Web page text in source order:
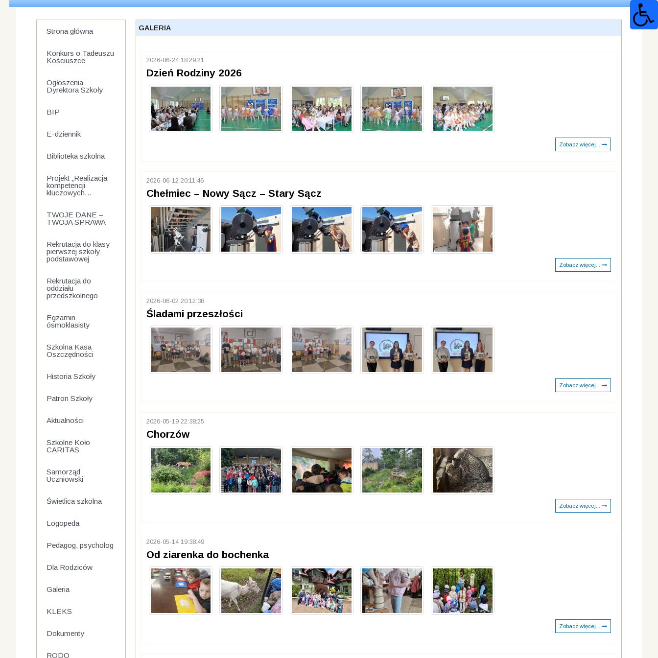
Strona główna
Konkurs o Tadeuszu
Kościuszce
Ogłoszenia
Dyrektora Szkoły
BIP
E-dziennik
Biblioteka szkolna
Projekt „Realizacja
kompetencji
kluczowych...
TWOJE DANE –
TWOJA SPRAWA
Rekrutacja do klasy
pierwszej szkoły
podstawowej
Rekrutacja do
oddziału
przedszkolnego
Egzamin
ósmoklasisty
Szkolna Kasa
Oszczędności
Historia Szkoły
Patron Szkoły
Aktualności
Szkolne Koło
CARITAS
Samorząd
Uczniowski
Świetlica szkolna
Logopeda
Pedagog, psycholog
Dla Rodziców
Galeria
KLEKS
Dokumenty
RODO
GALERIA
2026-06-24 18:29:21
Dzień Rodziny 2026
Zobacz więcej...
2026-06-12 20:11:46
Chełmiec – Nowy Sącz – Stary Sącz
Zobacz więcej...
2026-06-02 20:12:38
Śladami przeszłości
Zobacz więcej...
2026-05-19 22:38:25
Chorzów
Zobacz więcej...
2026-05-14 19:38:49
Od ziarenka do bochenka
Zobacz więcej...